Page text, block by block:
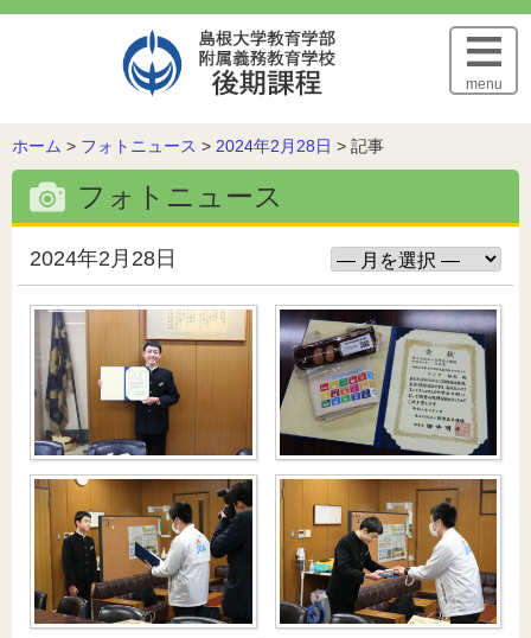
このページの本文へ
menu
こ
の
ー
ホーム > フォトニュース > 2024年2月28日 > 記事
フォトニュース
2024年2月28日